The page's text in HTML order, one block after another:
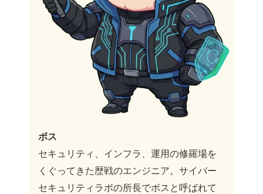
ボス
セキュリティ、インフラ、運用の修羅場を
くぐってきた歴戦のエンジニア。サイバー
セキュリティラボの所長でボスと呼ばれて